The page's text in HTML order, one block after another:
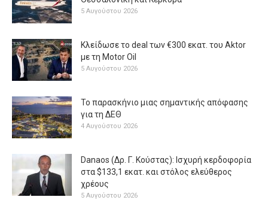
5 Αυγούστου 2026
Κλείδωσε το deal των €300 εκατ. του Aktor
με τη Μotor Oil
5 Αυγούστου 2026
Το παρασκήνιο μιας σημαντικής απόφασης
για τη ΔΕΘ
4 Αυγούστου 2026
Danaos (Δρ. Γ. Κούστας): Ισχυρή κερδοφορία
στα $133,1 εκατ. και στόλος ελεύθερος
χρέους
5 Αυγούστου 2026